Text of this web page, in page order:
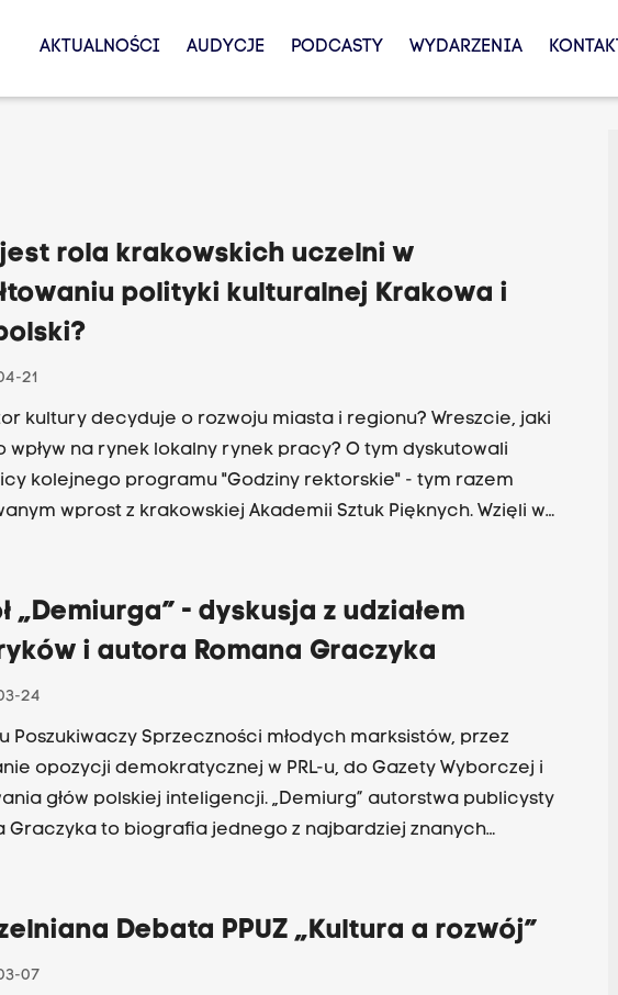
AKTUALNOŚCI AUDYCJE PODCASTY WYDARZENIA KONTAKT
rola krakowskich uczelni w
polityki kulturalnej Krakowa i
21
kultury decyduje o rozwoju miasta i regionu? Wreszcie, jaki
wpływ na rynek lokalny rynek pracy? O tym dyskutowali
kolejnego programu "Godziny rektorskie" - tym razem
wprost z krakowskiej Akademii Sztuk Pięknych. Wzięli w
„Demiurga” - dyskusja z udziałem
i autora Romana Graczyka
24
Poszukiwaczy Sprzeczności młodych marksistów, przez
opozycji demokratycznej w PRL-u, do Gazety Wyborczej i
głów polskiej inteligencji. „Demiurg” autorstwa publicysty
Graczyka to biografia jednego z najbardziej znanych
totalitarnego gorsetu ustroju” dyskutować będą historycy
Jacek Chrobaczyński (Katedra Historii Najnowszej UP), prof.
Debata PPUZ „Kultura a rozwój”
07